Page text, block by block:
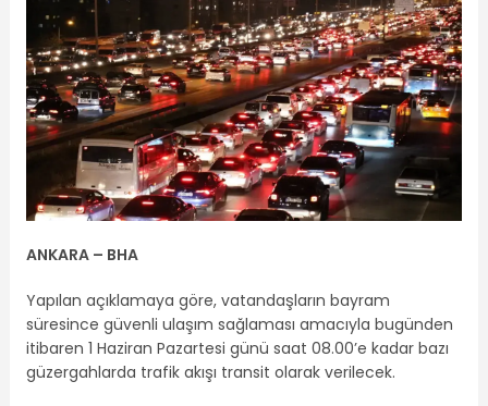
ANKARA – BHA
Yapılan açıklamaya göre, vatandaşların bayram
süresince güvenli ulaşım sağlaması amacıyla bugünden
itibaren 1 Haziran Pazartesi günü saat 08.00’e kadar bazı
güzergahlarda trafik akışı transit olarak verilecek.